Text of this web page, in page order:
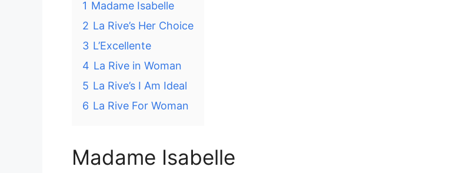
1 Madame Isabelle
2 La Rive’s Her Choice
3 L’Excellente
4 La Rive in Woman
5 La Rive’s I Am Ideal
6 La Rive For Woman
Madame Isabelle